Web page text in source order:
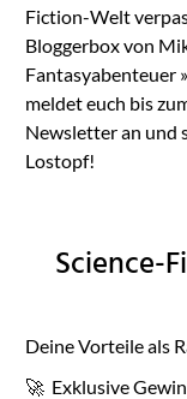
Fiction-Welt
Bloggerbox von
Fantasyabenteuer
meldet euch bis
Newsletter an und
Lostopf!
Science-
Deine Vorteile als
🚀 Exklusive